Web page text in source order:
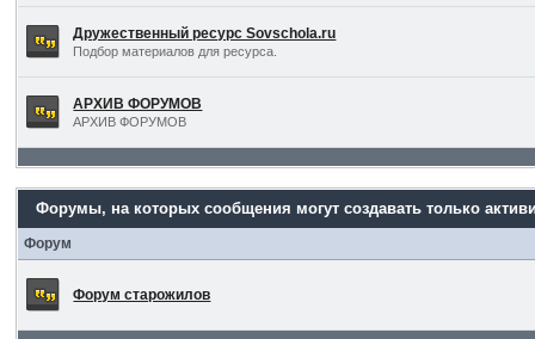
Дружественный ресурс Sovschola.ru
Подбор материалов для ресурса.
АРХИВ ФОРУМОВ
АРХИВ ФОРУМОВ
Форумы, на которых сообщения могут создавать только
Форум
Форум старожилов